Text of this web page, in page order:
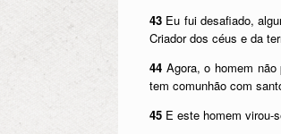
43 Eu fui desafiado,
Criador dos céus e da
44 Agora, o homem
tem comunhão com
45 E este homem virou-